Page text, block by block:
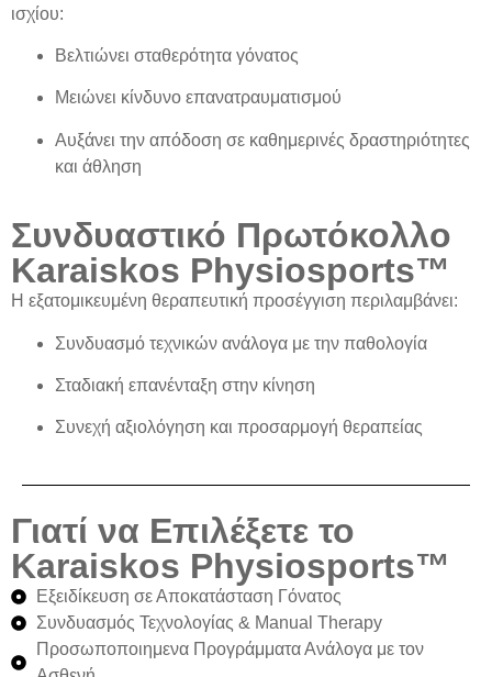
ισχίου:
Βελτιώνει σταθερότητα γόνατος
Μειώνει κίνδυνο επανατραυματισμού
Αυξάνει την απόδοση σε καθημερινές δραστηριότητες
και άθληση
Συνδυαστικό Πρωτόκολλο
Karaiskos Physiosports™
Η εξατομικευμένη θεραπευτική προσέγγιση περιλαμβάνει:
Συνδυασμό τεχνικών ανάλογα με την παθολογία
Σταδιακή επανένταξη στην κίνηση
Συνεχή αξιολόγηση και προσαρμογή θεραπείας
Γιατί να Επιλέξετε το
Karaiskos Physiosports™
Εξειδίκευση σε Αποκατάσταση Γόνατος
Συνδυασμός Τεχνολογίας & Manual Therapy
Προσωποποιημενα Προγράμματα Ανάλογα με τον